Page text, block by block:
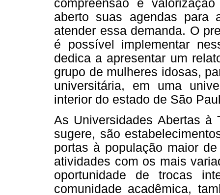
compreensão e
aberto suas agendas para
atender essa demanda. O
é possível implementar
dedica a apresentar um
grupo de mulheres idosas,
universitária, em uma
interior do estado de São
As Universidades Abertas à
sugere, são
portas à população maior
atividades com os mais
oportunidade de trocas
comunidade acadêmica,